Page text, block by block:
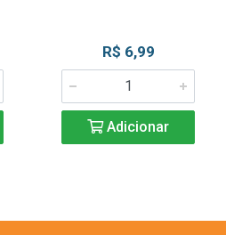
R$ 6,99
Adicionar